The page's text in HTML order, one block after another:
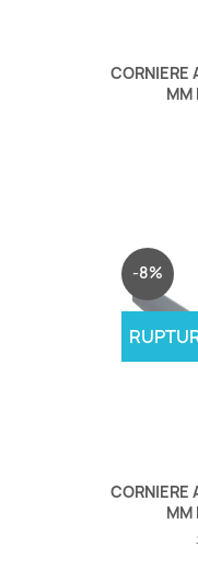
CORNIERE
MM
CORNIERE
MM
-8%